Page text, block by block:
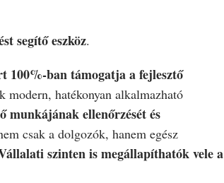
segítő eszköz.
100%-ban támogatja a fejlesztő
hatékonyan alkalmazható
munkájának ellenőrzését és
csak a dolgozók, hanem egész
szinten is megállapíthatók vele a